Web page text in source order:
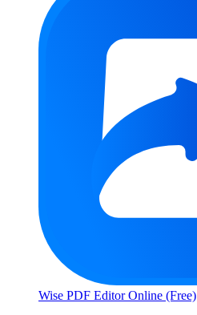
Wise PDF Editor Online (Free)